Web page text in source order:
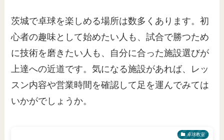
茨城で卓球を楽しめる場所は数多くあります。初
心者の趣味として始めたい人も、試合で勝つため
に技術を磨きたい人も、自分に合った施設選びが
上達への近道です。気になる施設があれば、レッ
スン内容や営業時間を確認して足を運んでみては
いかがでしょうか。
卓球教室